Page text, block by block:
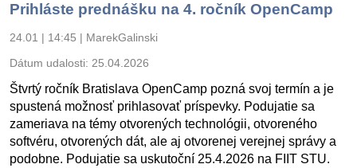
Prihláste prednášku na 4. ročník OpenCamp
24.01 | 14:45 | MarekGalinski
Dátum udalosti: 25.04.2026
Štvrtý ročník Bratislava OpenCamp pozná svoj termín a je
spustená možnosť prihlasovať príspevky. Podujatie sa
zameriava na témy otvorených technológii, otvoreného
softvéru, otvorených dát, ale aj otvorenej verejnej správy a
podobne. Podujatie sa uskutoční 25.4.2026 na FIIT STU.